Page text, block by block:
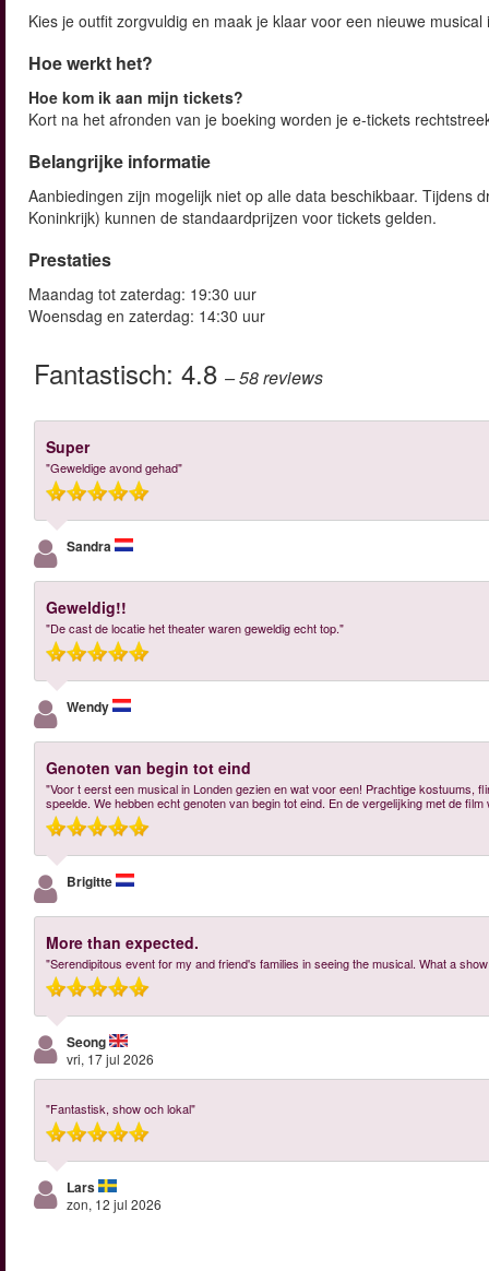
Kies je outfit zorgvuldig en maak je klaar voor een nieuwe
Hoe werkt het?
Hoe kom ik aan mijn tickets?
Kort na het afronden van je boeking worden je e-tickets
Belangrijke informatie
Aanbiedingen zijn mogelijk niet op alle data beschikbaar. Tijdens
Koninkrijk) kunnen de standaardprijzen voor tickets gelden.
Prestaties
Maandag tot zaterdag: 19:30 uur
Woensdag en zaterdag: 14:30 uur
Fantastisch: 4.8 – 58reviews
Super
"Geweldige avond gehad"
Sandra
Geweldig!!
"De cast de locatie het theater waren geweldig echt top."
Wendy
Genoten van begin tot eind
"Voor t eerst een musical in Londen gezien en wat voor een! Prachtige kostuums,
speelde. We hebben echt genoten van begin tot eind. En de vergelijking met de
Brigitte
More than expected.
"Serendipitous event for my and friend's families in seeing the musical. What a
Seong
vri, 17 jul 2026
"Fantastisk, show och lokal"
Lars
zon, 12 jul 2026